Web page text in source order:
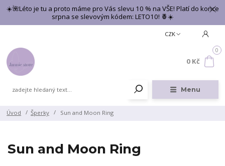
☀️🌺Léto je tu a proto máme pro Vás slevu 10 % na VŠE! Platí do konce
srpna se slevovým kódem: LETO10! 🍍☀️
Menu
CZK
0
0 Kč
Úvod Šperky Sun and Moon Ring
Sun and Moon Ring